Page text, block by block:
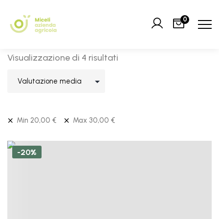
0
Visualizzazione di 4 risultati
Min 20,00 € Max 30,00 €
-20%